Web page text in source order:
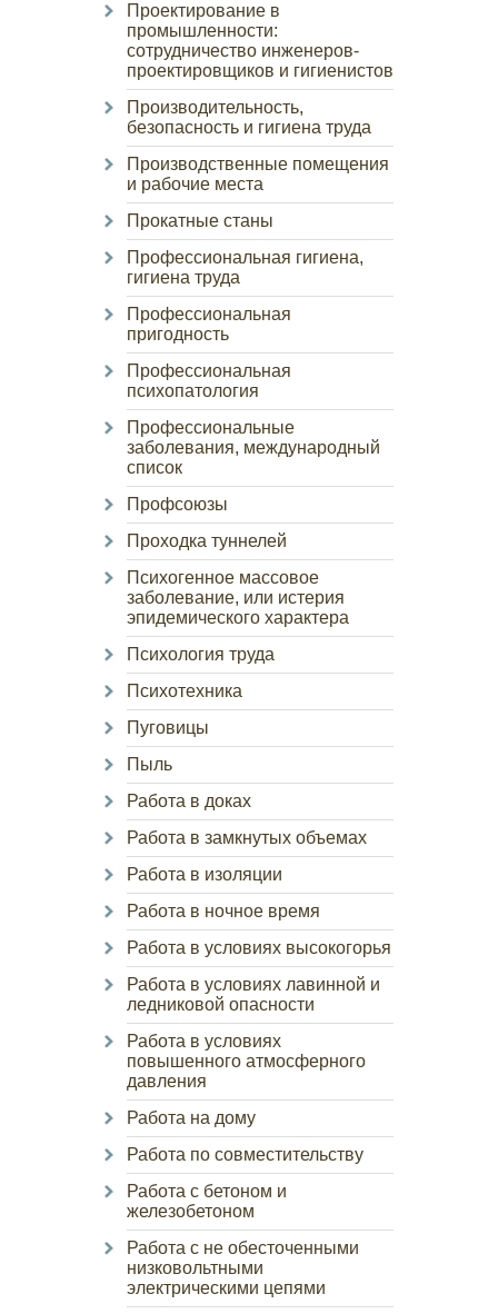
Проектирование в
промышленности:
сотрудничество инженеров-
проектировщиков и гигиенистов
Производительность,
безопасность и гигиена труда
Производственные помещения
и рабочие места
Прокатные станы
Профессиональная гигиена,
гигиена труда
Профессиональная
пригодность
Профессиональная
психопатология
Профессиональные
заболевания, международный
список
Профсоюзы
Проходка туннелей
Психогенное массовое
заболевание, или истерия
эпидемического характера
Психология труда
Психотехника
Пуговицы
Пыль
Работа в доках
Работа в замкнутых объемах
Работа в изоляции
Работа в ночное время
Работа в условиях высокогорья
Работа в условиях лавинной и
ледниковой опасности
Работа в условиях
повышенного атмосферного
давления
Работа на дому
Работа по совместительству
Работа с бетоном и
железобетоном
Работа с не обесточенными
низковольтными
электрическими цепями